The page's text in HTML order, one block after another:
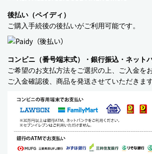
ペットフード・グッズ
動物モチーフグッズ
コンテナキャリー
バッグ・カート
後払い（ペイディ）
ご購入手続後の後払いがご利用可能です。
コンビニ（番号端末式）・銀行振込・ネット
ご希望のお支払方法をご選択の上、ご入金を
ご入金確認後、商品を発送させていただきます